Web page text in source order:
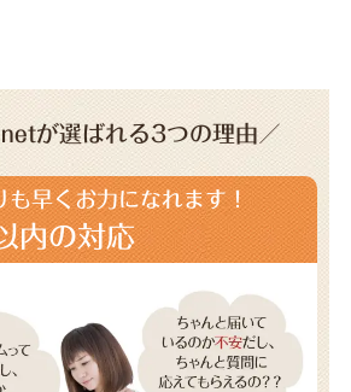
が選ばれる3つの理由／
も早くお力になれます！
内の対応